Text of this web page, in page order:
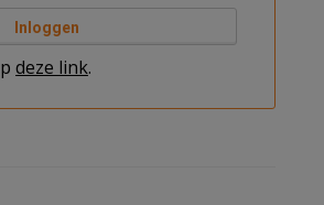
Inloggen
deze link.